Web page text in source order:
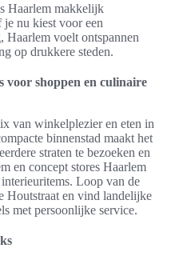
Haarlem makkelijk
nu kiest voor een
Haarlem voelt ontspannen
op drukkere steden.
voor shoppen en culinaire
van winkelplezier en eten in
binnenstad maakt het
straten te bezoeken en
en concept stores Haarlem
Loop van de
Houtstraat en vind landelijke
met persoonlijke service.